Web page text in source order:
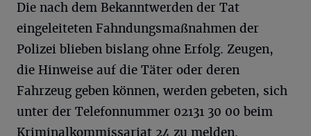
Die nach dem Bekanntwerden der Tat
eingeleiteten Fahndungsmaßnahmen der
Polizei blieben bislang ohne Erfolg. Zeugen,
die Hinweise auf die Täter oder deren
Fahrzeug geben können, werden gebeten, sich
unter der Telefonnummer 02131 30 00 beim
Kriminalkommissariat 24 zu melden.